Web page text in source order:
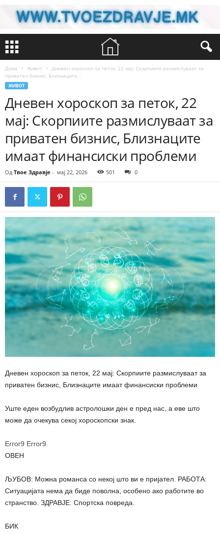
Дома Живот
Дневен хороскоп за петок, 22 мај: Скорпиите размислуваат за
приватен бизнис, Близнаците...
ЖИВОТ
Дневен хороскоп за петок, 22
мај: Скорпиите размислуваат за
приватен бизнис, Близнаците
имаат финансиски проблеми
Од Твое Здравје - мај 22, 2026 501 0
Дневен хороскоп за петок, 22 мај: Скорпиите размислуваат за
приватен бизнис, Близнаците имаат финансиски проблеми
Уште еден возбудлив астролошки ден е пред нас, а еве што
може да очекува секој хороскопски знак.
Error9 Error9
ОВЕН
ЉУБОВ: Можна романса со некој што ви е пријател. РАБОТА:
Ситуацијата нема да биде поволна, особено ако работите во
странство. ЗДРАВЈЕ: Спортска повреда.
БИК